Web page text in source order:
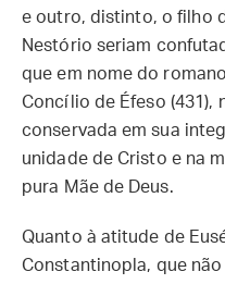
e outro, distinto, o filho
Nestório seriam
que em nome do
Concílio de Éfeso (431),
conservada em sua
unidade de Cristo e na
pura Mãe de Deus.
Quanto à atitude de
Constantinopla, que